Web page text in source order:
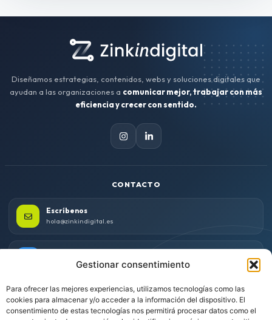
Gestionar consentimiento
Para ofrecer las mejores experiencias, utilizamos tecnologías como las
cookies para almacenar y/o acceder a la información del dispositivo. El
consentimiento de estas tecnologías nos permitirá procesar datos como el
Diseñamos estrategias, contenidos, webs y soluciones digitales que
ayudan a las organizaciones a comunicar mejor, trabajar con más
eficiencia y crecer con sentido.
CONTACTO
Escríbenos
hola@zinkindigital.es
Proyectos para clientes de cualquier lugar.
Cuéntanos tu idea
Solicitar una propuesta